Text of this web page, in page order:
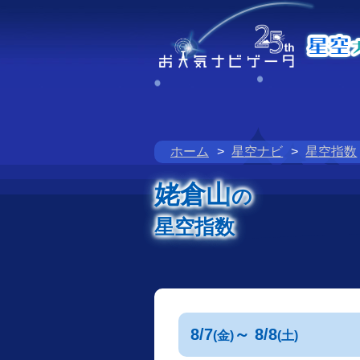
ホーム 星空ナビ 星空指数
姥倉山の
星空指数
8/7(金) ～ 8/8(土)